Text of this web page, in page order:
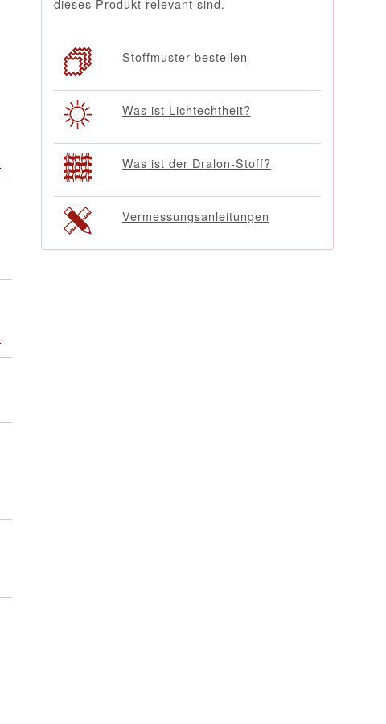
dieses Produkt relevant sind.
Stoffmuster bestellen
Was ist Lichtechtheit?
Was ist der Dralon-Stoff?
Vermessungsanleitungen